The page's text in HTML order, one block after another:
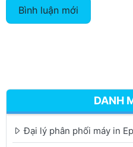
Bình luận mới
DANH
Đại lý phân phối máy in